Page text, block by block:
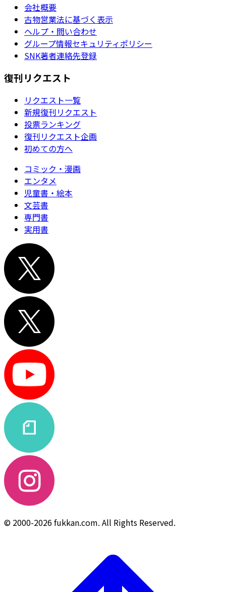
会社概要
古物営業法に基づく表示
ヘルプ・問い合わせ
グループ情報セキュリティポリシー
SNK著者連絡先登録
復刊リクエスト
リクエスト一覧
新規復刊リクエスト
投票ランキング
復刊リクエスト企画
初めての方へ
コミック・漫画
エンタメ
児童書・絵本
文芸書
専門書
実用書
© 2000-2026 fukkan.com. All Rights Reserved.